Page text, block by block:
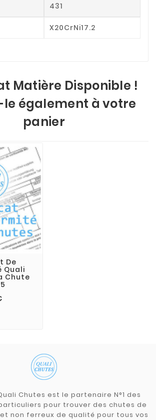
431
X20CrNi17.2
Matière Disponible !
le également à votre
panier
De
Quali
Chute
Chutes est le partenaire N°1 des
pour trouver des chutes de
non ferreux de qualité pour tous vos